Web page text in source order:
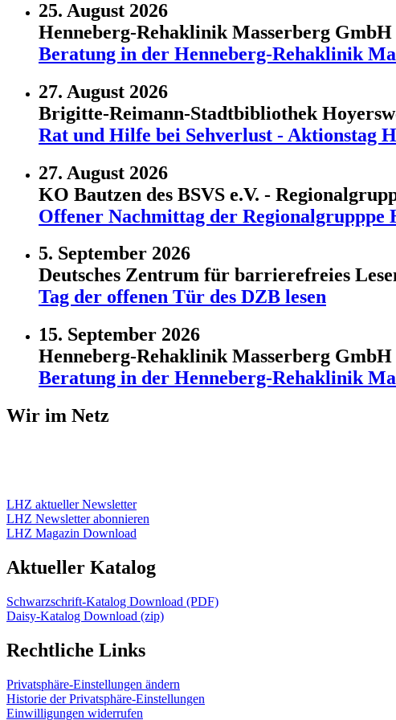
25. August 2026
Henneberg-Rehaklinik Masserberg GmbH
Beratung in der Henneberg-Rehaklinik
27. August 2026
Brigitte-Reimann-Stadtbibliothek
Rat und Hilfe bei Sehverlust - Aktionstag
27. August 2026
KO Bautzen des BSVS e.V. -
Offener Nachmittag der Regionalgrupppe
5. September 2026
Deutsches Zentrum für barrierefreies
Tag der offenen Tür des DZB lesen
15. September 2026
Henneberg-Rehaklinik Masserberg GmbH
Beratung in der Henneberg-Rehaklinik
Wir im Netz
LHZ aktueller Newsletter
LHZ Newsletter abonnieren
LHZ Magazin Download
Aktueller Katalog
Schwarzschrift-Katalog Download (PDF)
Daisy-Katalog Download (zip)
Rechtliche Links
Privatsphäre-Einstellungen ändern
Historie der Privatsphäre-Einstellungen
Einwilligungen widerrufen